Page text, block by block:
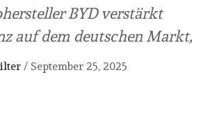
BYD verstärkt
auf dem deutschen Markt,
/ September 25, 2025